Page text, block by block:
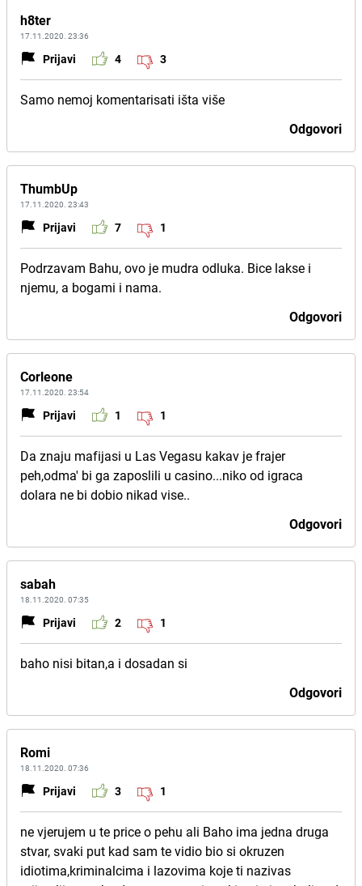
h8ter
17.11.2020. 23:36
Prijavi 4 3
Samo nemoj komentarisati išta više
Odgovori
ThumbUp
17.11.2020. 23:43
Prijavi 7 1
Podrzavam Bahu, ovo je mudra odluka. Bice lakse i
njemu, a bogami i nama.
Odgovori
Corleone
17.11.2020. 23:54
Prijavi 1 1
Da znaju mafijasi u Las Vegasu kakav je frajer
peh,odma' bi ga zaposlili u casino...niko od igraca
dolara ne bi dobio nikad vise..
Odgovori
sabah
18.11.2020. 07:35
Prijavi 2 1
baho nisi bitan,a i dosadan si
Odgovori
Romi
18.11.2020. 07:36
Prijavi 3 1
ne vjerujem u te price o pehu ali Baho ima jedna druga
stvar, svaki put kad sam te vidio bio si okruzen
idiotima,kriminalcima i lazovima koje ti nazivas